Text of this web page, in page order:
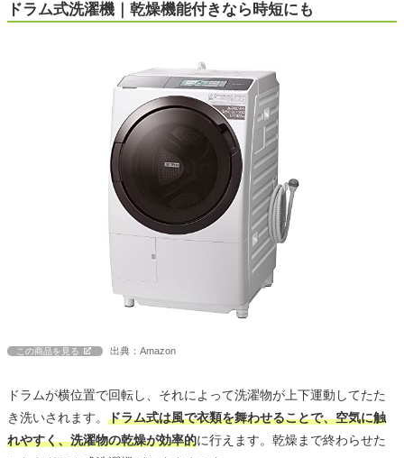
ドラム式洗濯機｜乾燥機能付きなら時短にも
この商品を見る 出典：Amazon
ドラムが横位置で回転し、それによって洗濯物が上下運動してたた
き洗いされます。 ドラム式は風で衣類を舞わせることで、空気に触
れやすく、洗濯物の乾燥が効率的に行えます。乾燥まで終わらせた